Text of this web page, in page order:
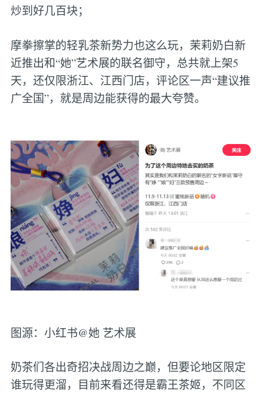
炒到好几百块；
摩拳擦掌的轻乳茶新势力也这么玩，茉莉奶白新
近推出和“她”艺术展的联名御守，总共就上架5
天，还仅限浙江、江西门店，评论区一声“建议推
广全国”，就是周边能获得的最大夸赞。
图源：小红书@她 艺术展
奶茶们各出奇招决战周边之巅，但要论地区限定
谁玩得更溜，目前来看还得是霸王茶姬，不同区